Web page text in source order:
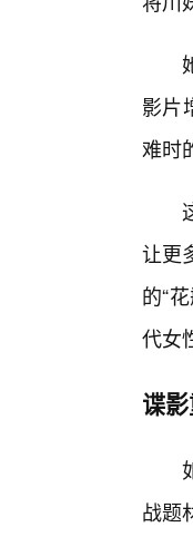
影片
难时
让更
的“
代女
谍
战题